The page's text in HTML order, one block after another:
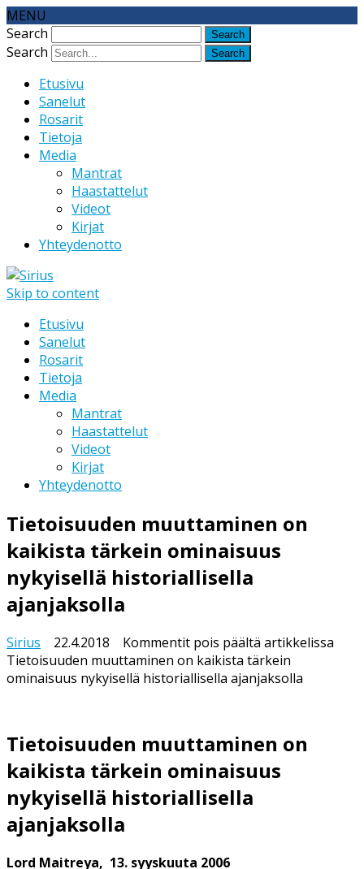
MENU
Search
Search
Etusivu
Sanelut
Rosarit
Tietoja
Media
Mantrat
Haastattelut
Videot
Kirjat
Yhteydenotto
Skip to content
Etusivu
Sanelut
Rosarit
Tietoja
Media
Mantrat
Haastattelut
Videot
Kirjat
Yhteydenotto
Tietoisuuden muuttaminen on
kaikista tärkein ominaisuus
nykyisellä historiallisella
ajanjaksolla
Sirius 22.4.2018 Kommentit pois päältä artikkelissa
Tietoisuuden muuttaminen on kaikista tärkein
ominaisuus nykyisellä historiallisella ajanjaksolla
Tietoisuuden muuttaminen on
kaikista tärkein ominaisuus
nykyisellä historiallisella
ajanjaksolla
Lord Maitreya, 13. syyskuuta 2006